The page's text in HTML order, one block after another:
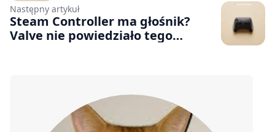
obecność systemu zbliżonego do
tego ze Steam Controllerów
Następny artykuł
Steam Controller ma głośnik?
Valve nie powiedziało tego